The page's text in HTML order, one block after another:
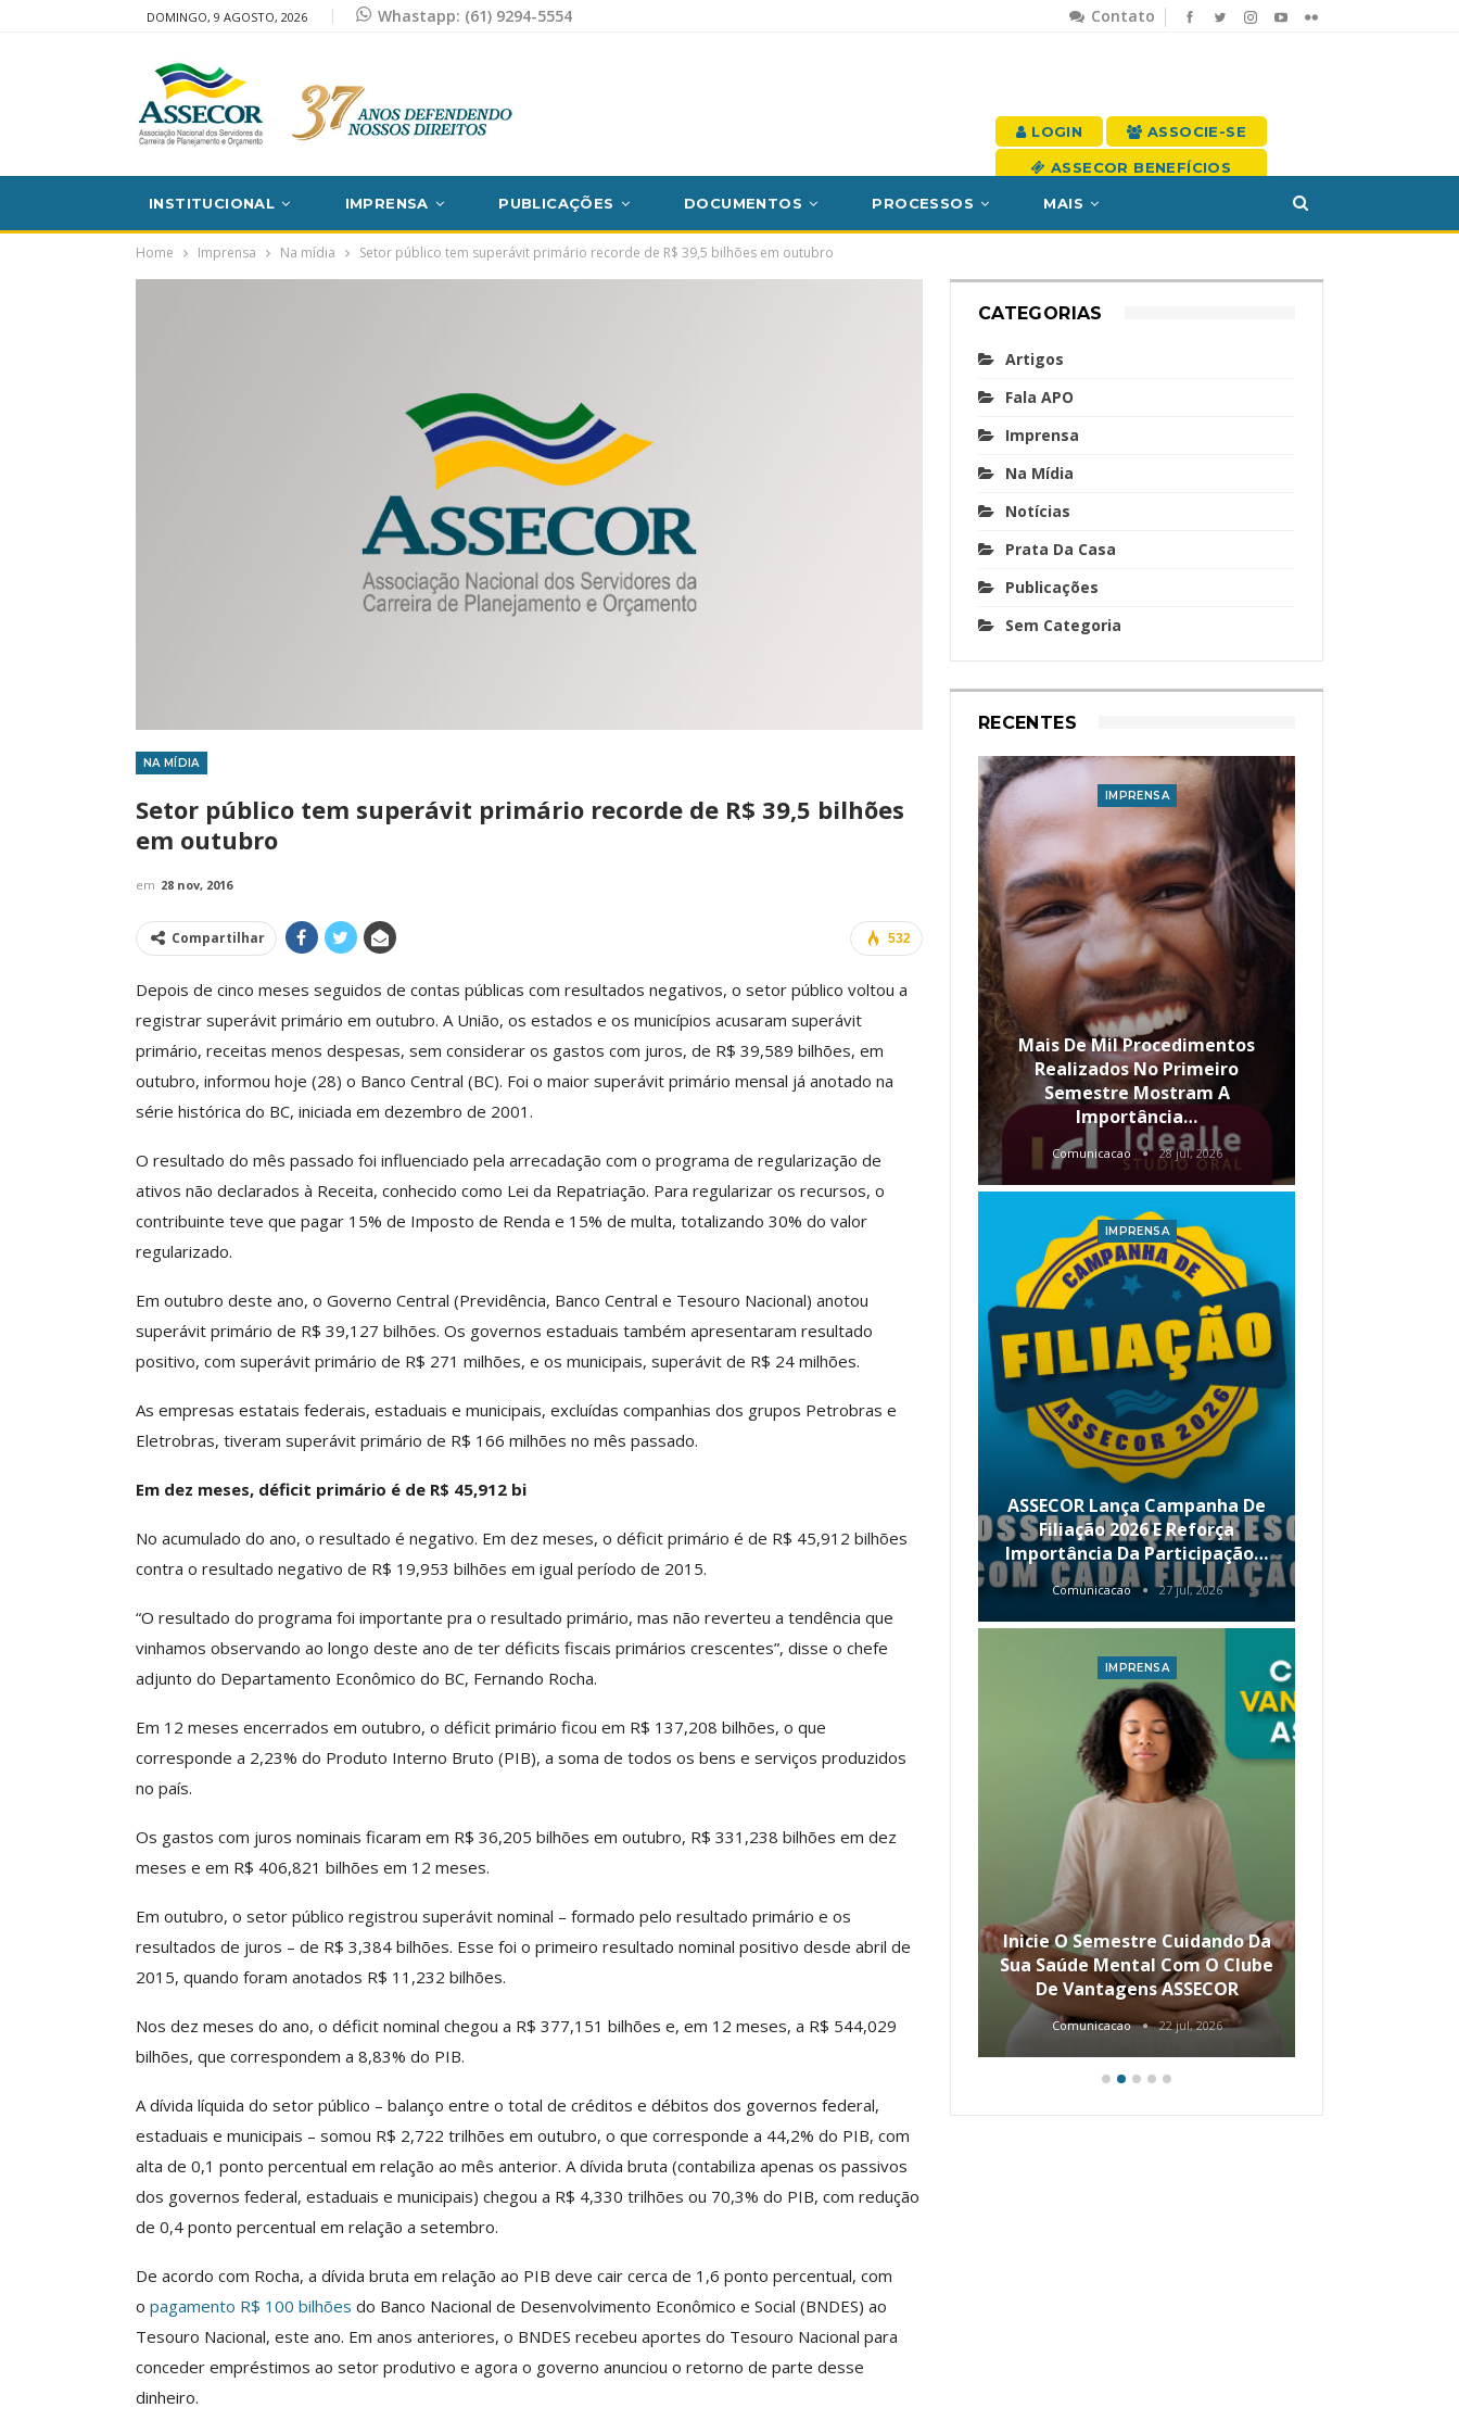
Contato
DOMINGO, 9 AGOSTO, 2026 Whastapp: (61) 9294-5554
LOGIN ASSOCIE-SE
ASSECOR BENEFÍCIOS
INSTITUCIONAL IMPRENSA PUBLICAÇÕES DOCUMENTOS PROCESSOS MAIS
Home Imprensa Na mídia Setor público tem superávit primário recorde de R$ 39,5 bilhões em outubro
NA MÍDIA
Setor público tem superávit primário recorde de R$ 39,5 bilhões
em outubro
em 28 nov, 2016
532
Compartilhar
Depois de cinco meses seguidos de contas públicas com resultados negativos, o setor público voltou a
registrar superávit primário em outubro. A União, os estados e os municípios acusaram superávit
primário, receitas menos despesas, sem considerar os gastos com juros, de R$ 39,589 bilhões, em
outubro, informou hoje (28) o Banco Central (BC). Foi o maior superávit primário mensal já anotado na
série histórica do BC, iniciada em dezembro de 2001.
O resultado do mês passado foi influenciado pela arrecadação com o programa de regularização de
ativos não declarados à Receita, conhecido como Lei da Repatriação. Para regularizar os recursos, o
contribuinte teve que pagar 15% de Imposto de Renda e 15% de multa, totalizando 30% do valor
regularizado.
Em outubro deste ano, o Governo Central (Previdência, Banco Central e Tesouro Nacional) anotou
superávit primário de R$ 39,127 bilhões. Os governos estaduais também apresentaram resultado
positivo, com superávit primário de R$ 271 milhões, e os municipais, superávit de R$ 24 milhões.
As empresas estatais federais, estaduais e municipais, excluídas companhias dos grupos Petrobras e
Eletrobras, tiveram superávit primário de R$ 166 milhões no mês passado.
Em dez meses, déficit primário é de R$ 45,912 bi
No acumulado do ano, o resultado é negativo. Em dez meses, o déficit primário é de R$ 45,912 bilhões
contra o resultado negativo de R$ 19,953 bilhões em igual período de 2015.
“O resultado do programa foi importante pra o resultado primário, mas não reverteu a tendência que
vinhamos observando ao longo deste ano de ter déficits fiscais primários crescentes”, disse o chefe
adjunto do Departamento Econômico do BC, Fernando Rocha.
Em 12 meses encerrados em outubro, o déficit primário ficou em R$ 137,208 bilhões, o que
corresponde a 2,23% do Produto Interno Bruto (PIB), a soma de todos os bens e serviços produzidos
no país.
Os gastos com juros nominais ficaram em R$ 36,205 bilhões em outubro, R$ 331,238 bilhões em dez
meses e em R$ 406,821 bilhões em 12 meses.
Em outubro, o setor público registrou superávit nominal – formado pelo resultado primário e os
resultados de juros – de R$ 3,384 bilhões. Esse foi o primeiro resultado nominal positivo desde abril de
2015, quando foram anotados R$ 11,232 bilhões.
Nos dez meses do ano, o déficit nominal chegou a R$ 377,151 bilhões e, em 12 meses, a R$ 544,029
bilhões, que correspondem a 8,83% do PIB.
A dívida líquida do setor público – balanço entre o total de créditos e débitos dos governos federal,
estaduais e municipais – somou R$ 2,722 trilhões em outubro, o que corresponde a 44,2% do PIB, com
alta de 0,1 ponto percentual em relação ao mês anterior. A dívida bruta (contabiliza apenas os passivos
dos governos federal, estaduais e municipais) chegou a R$ 4,330 trilhões ou 70,3% do PIB, com redução
de 0,4 ponto percentual em relação a setembro.
De acordo com Rocha, a dívida bruta em relação ao PIB deve cair cerca de 1,6 ponto percentual, com
o pagamento R$ 100 bilhões do Banco Nacional de Desenvolvimento Econômico e Social (BNDES) ao
Tesouro Nacional, este ano. Em anos anteriores, o BNDES recebeu aportes do Tesouro Nacional para
conceder empréstimos ao setor produtivo e agora o governo anunciou o retorno de parte desse
dinheiro.
CATEGORIAS
Artigos
Fala APO
Imprensa
Na Mídia
Notícias
Prata Da Casa
Publicações
Sem Categoria
RECENTES
ASSECOR Promove Palestra
“Como Criar Múltiplas Fontes
De Renda Sem…
Comunicacao 30 jun, 2026
IMPRENSA
Clube De Benefícios ASSECOR
Reúne Dezenas De Escolas De
Idiomas Com Condições…
ASSECOR Acompanha Reunião
Da Mesa Nacional De
Negociação Permanente E
Reforça…
Comunicacao 26 jun, 2026
Pintura Em Taça Para
Comunicacao 7 ago, 2026
IMPRENSA
Participa De Debate Sobre A
Unificação Das Carreiras Do…
Categoria Unida Em Torno Dos
Valores Fundantes Da Ação
Comunicacao 29 jul, 2026
IMPRENSA
Mais De Mil Procedimentos
Realizados No Primeiro
Semestre Mostram A
Importância…
Comunicacao 28 jul, 2026
IMPRENSA
ASSECOR Lança Campanha De
Filiação 2026 E Reforça
Importância Da Participação…
Comunicacao 27 jul, 2026
IMPRENSA
Inicie O Semestre Cuidando Da
Sua Saúde Mental Com O Clube
De Vantagens ASSECOR
Comunicacao 22 jul, 2026